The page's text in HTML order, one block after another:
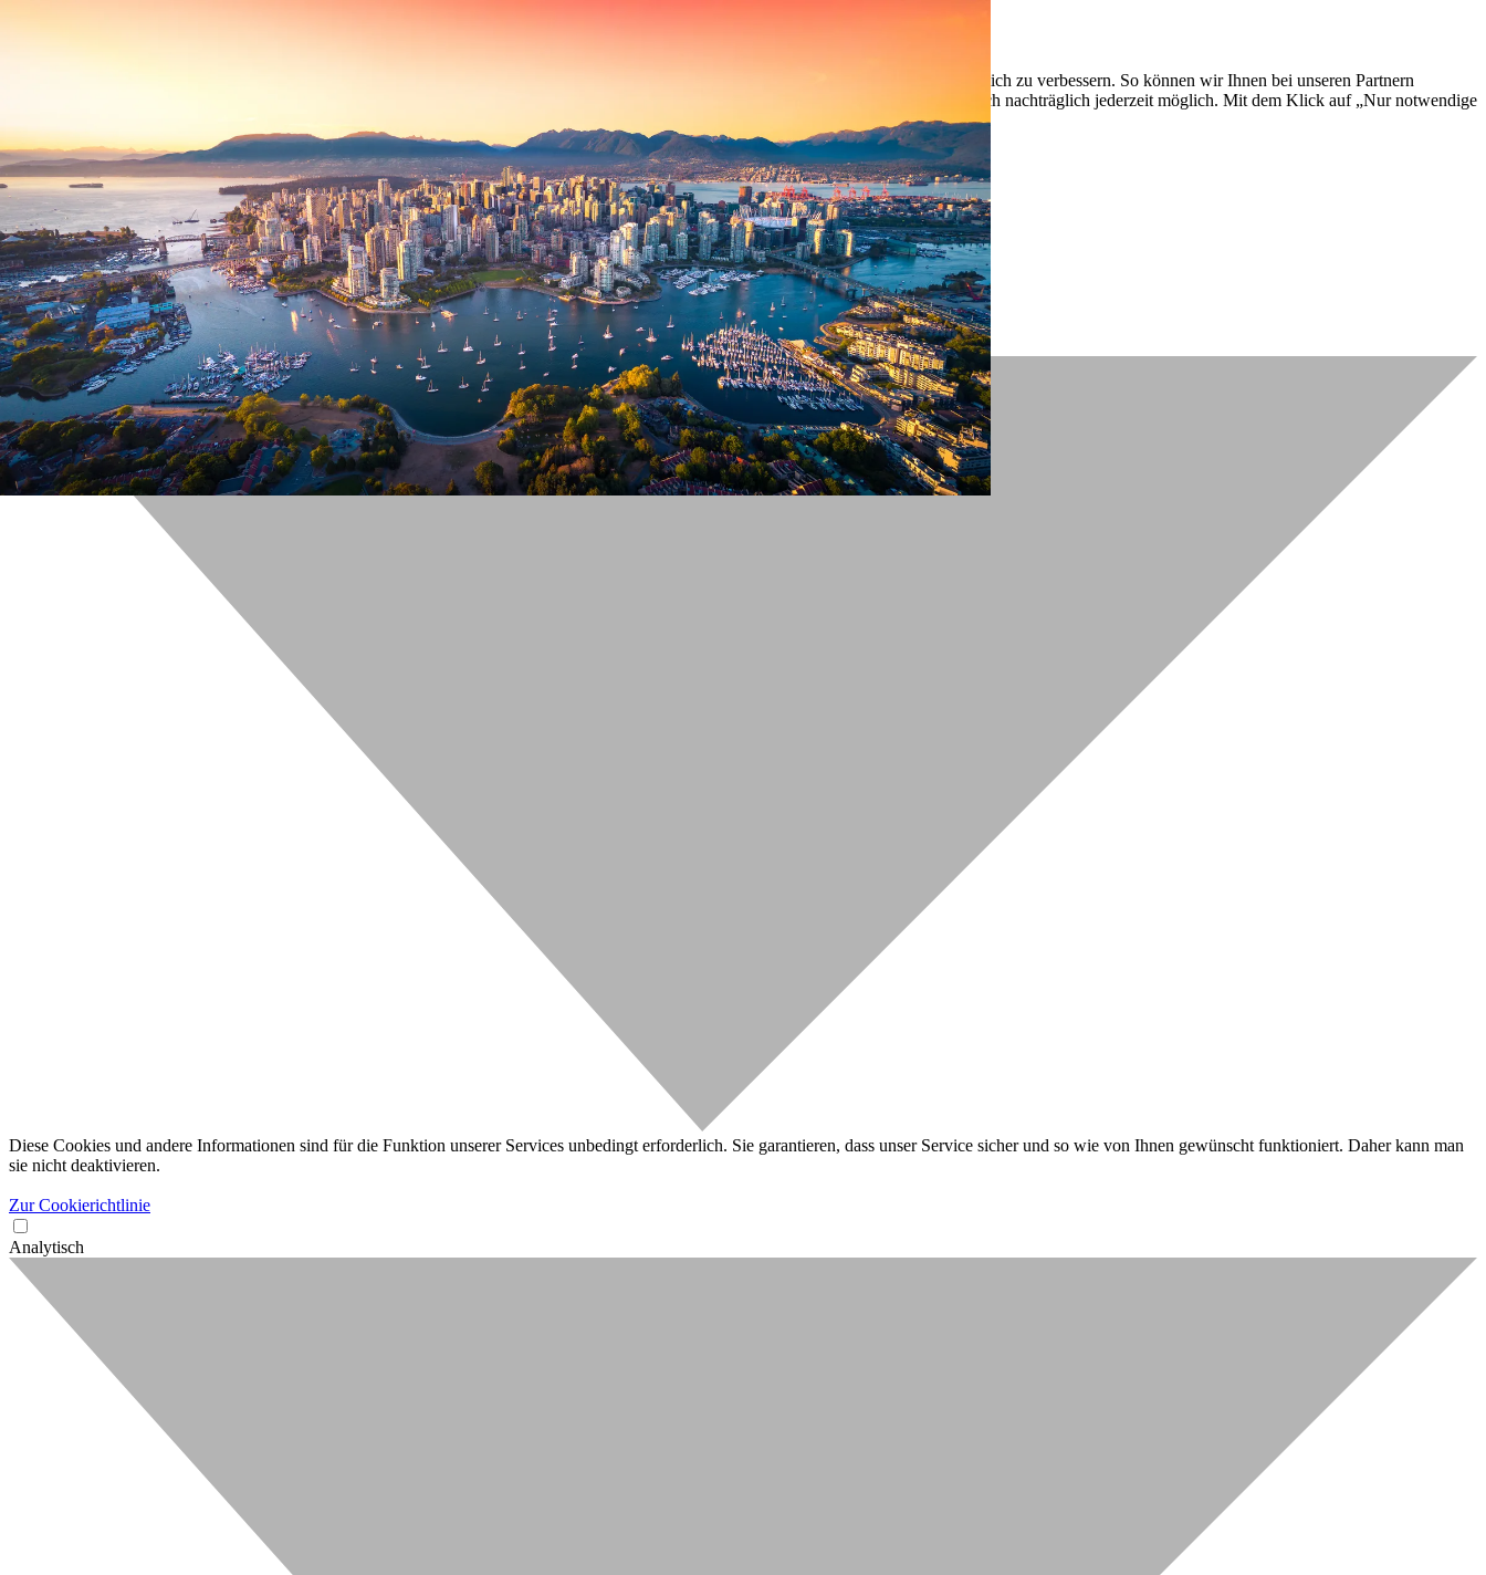
Mit dem Klick auf „geht klar” ermöglichen Sie uns Ihnen über Cookies ein verbessertes Nutzungserlebnis zu servieren und dieses kontinuierlich zu verbessern. So können wir Ihnen bei unseren Partnern
personalisierte Werbung und passende Angebote anzeigen. Über „anpassen” können Sie Ihre persönlichen Präferenzen festlegen. Dies ist auch nachträglich jederzeit möglich. Mit dem Klick auf „Nur notwendige
Anpassen Geht klar
Datenschutzerklärung
Cookierichtlinie Impressum
« zurück
Ihre Cookie-Präferenzen verwalten
Wählen Sie, welche Cookies Sie auf check24.de akzeptieren.
Die Cookierichtlinie finden Siehier.
Notwendig
Diese Cookies und andere Informationen sind für die Funktion unserer Services unbedingt erforderlich. Sie garantieren, dass unser Service sicher und so wie von Ihnen gewünscht funktioniert. Daher kann man
sie nicht deaktivieren.
Zur Cookierichtlinie
Analytisch